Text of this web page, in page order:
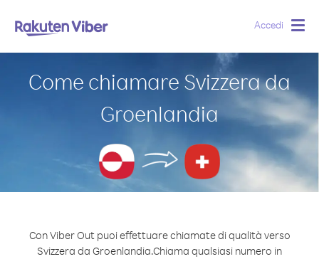
Accedi
Come chiamare Svizzera da
Groenlandia
Con Viber Out puoi effettuare chiamate di qualità verso
Svizzera da Groenlandia.Chiama qualsiasi numero in